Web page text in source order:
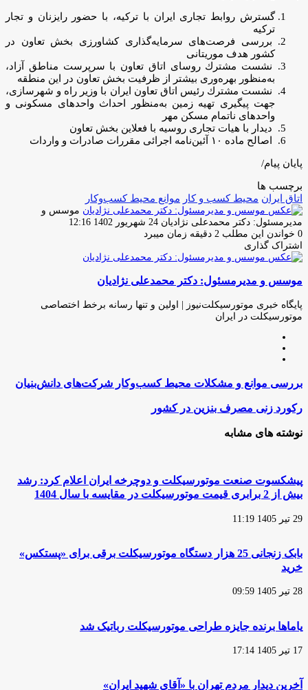
گسترش روابط تجاری ایران با ترکیه، با حضور رایزنان و تجار
ترکیه
بررسی فرصت‌های سرمایه‌گذاری کشاورزی بخش تعاون در
کشور هدف موریتانی
نشست مشترك روسای اتاق تعاون با سرپرست مناطق آزاد،
به‌منظور بهره‌وری بیشتر از ظرفیت بخش تعاون در این منطقه
نشست مشترك رئیس اتاق تعاون ایران با وزیر راه و شهرسازی،
جهت پیگیری تهیه زمین به‌منظور احداث واحدهای مسکونی و
واحدهای ناتمام مسکن مهر
دیدار با هیات تجاری روسیه با فعلاین بخش تعاون
اصالح ماده ۱۰ آئین‌نامه اجرائی مقررات صادرات و واردات
پایان پیام/
برچسب ها
اتاق ایران محیط کسب و کار موانع محیط کسب‌و‌کار
موسس و
مدیرمسئول: دکتر محمدعلی نژادیان ارسال
ایمیل
24 شهریور 1402 12:16
0 خواندن این مطلب 2 دقیقه زمان میبرد
اشتراک گذاری
فیس
توئیتر
لینکدین
واتس
تلگرام
اشتراک
از
ایمیل
چاپ
موسس و مدیرمسئول: دکتر محمدعلی نژادیان
پایگاه خبری موتورسیکلت‌نیوز | اولین و تنها رسانه برخط اختصاصی
موتورسیکلت در ایران
بررسی
موانع
مشکلات
محیط
کسب‌و‌کار
بررسی موانع و مشکلات محیط کسب‌و‌کار شرکت‌های دانش‌بنیان
رکورد
مصرف
بنزین
رکورد زنی مصرف بنزین در کشور
نوشته های مشابه
پیشکسوت صنعت موتورسیکلت و دوچرخه ایران اعلام کرد: رشد
بیش از 2 برابری قیمت موتورسیکلت در مقایسه با سال 1404
29 تیر 1405 11:19
بابک زنجانی 25 هزار دستگاه موتورسیکلت برقی برای «پستکس»
خرید
28 تیر 1405 09:59
یاماها برنده جایزه طراحی موتورسیکلت رباتیک شد
17 تیر 1405 17:14
آخرین دیدار مردم تهران با «آقای شهید ایران»